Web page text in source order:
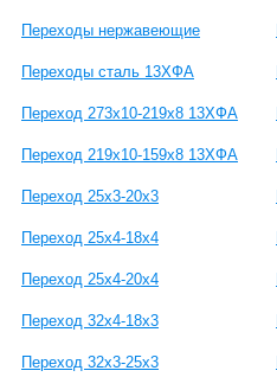
Переходы нержавеющие
Переходы сталь 13ХФА
Переход 273х10-219х8 13ХФА
Переход 219х10-159х8 13ХФА
Переход 25x3-20x3
Переход 25x4-18x4
Переход 25x4-20x4
Переход 32x4-18x3
Переход 32x3-25x3